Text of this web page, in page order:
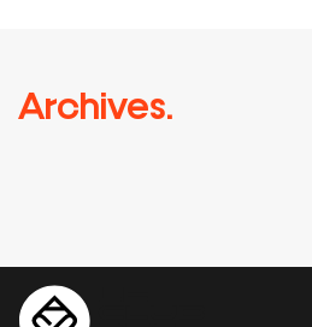
Archives.